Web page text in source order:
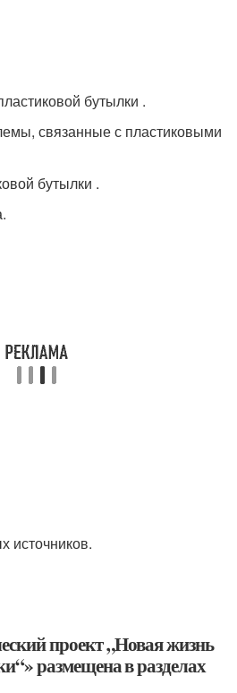
бутылки .
связанные с пластиковыми
бутылки .
источников.
проект „Новая жизнь
размещена в разделах